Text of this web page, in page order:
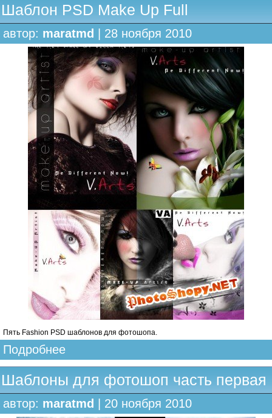
Шаблон PSD Make Up Full
автор: maratmd | 28 ноября 2010
Пять Fashion PSD шаблонов для фотошопа.
Подробнее
Шаблоны для фотошоп часть первая
автор: maratmd | 20 ноября 2010